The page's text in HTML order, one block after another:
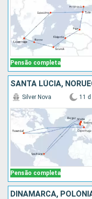
Pensão completa
SANTA LÚCIA,
Pensão completa
Silver Nova 11 d